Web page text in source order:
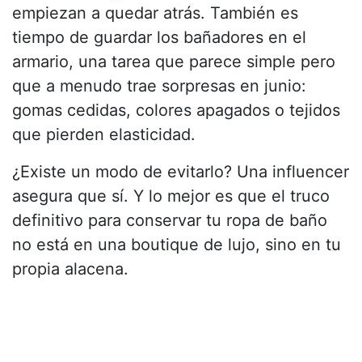
empiezan a quedar atrás. También es
tiempo de guardar los bañadores en el
armario, una tarea que parece simple pero
que a menudo trae sorpresas en junio:
gomas cedidas, colores apagados o tejidos
que pierden elasticidad.
¿Existe un modo de evitarlo? Una influencer
asegura que sí. Y lo mejor es que el truco
definitivo para conservar tu ropa de baño
no está en una boutique de lujo, sino en tu
propia alacena.